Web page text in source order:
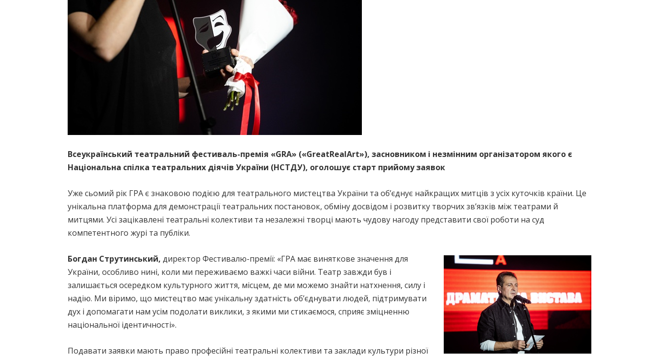
Всеукраїнський театральний фестиваль-премія «GRA» («GreatRealArt»), засновником і незмінним організатором якого є
Національна спілка театральних діячів України (НСТДУ), оголошує старт прийому заявок
Уже сьомий рік ГРА є знаковою подією для театрального мистецтва України та об’єднує найкращих митців з усіх куточків країни. Це
унікальна платформа для демонстрації театральних постановок, обміну досвідом і розвитку творчих зв’язків між театрами й
митцями. Усі зацікавлені театральні колективи та незалежні творці мають чудову нагоду представити свої роботи на суд
компетентного журі та публіки.
Богдан Струтинський, директор Фестивалю-премії: «ГРА має виняткове значення для
України, особливо нині, коли ми переживаємо важкі часи війни. Театр завжди був і
залишається осередком культурного життя, місцем, де ми можемо знайти натхнення, силу і
надію. Ми віримо, що мистецтво має унікальну здатність об’єднувати людей, підтримувати
дух і допомагати нам усім подолати виклики, з якими ми стикаємося, сприяє зміцненню
національної ідентичності».
Подавати заявки мають право професійні театральні колективи та заклади культури різної